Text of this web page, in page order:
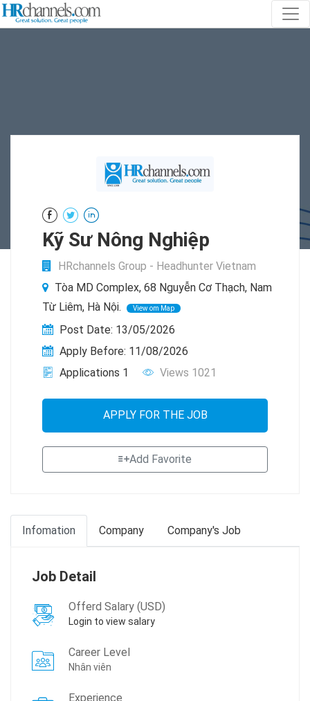
Kỹ Sư Nông Nghiệp
HRchannels Group - Headhunter Vietnam
Tòa MD Complex, 68 Nguyễn Cơ Thạch, Nam
Từ Liêm, Hà Nội.
View om Map
Post Date: 13/05/2026
Apply Before: 11/08/2026
Applications 1
Views 1021
APPLY FOR THE JOB
Add Favorite
Infomation Company Company's Job
Job Detail
Offerd Salary (USD)
Login to view salary
Career Level
Nhân viên
Experience